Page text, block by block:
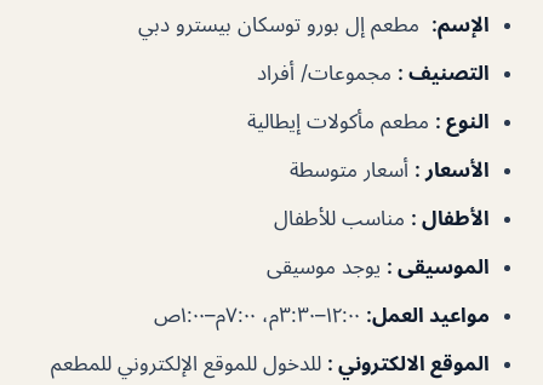
الإسم: مطعم إل بورو توسكان بيسترو دبي
التصنيف : مجموعات/ أفراد
النوع : مطعم مأكولات إيطالية
الأسعار : أسعار متوسطة
الأطفال : مناسب للأطفال
الموسيقى : يوجد موسيقى
مواعيد العمل: ١٢:٠٠–٣:٣٠م، ٧:٠٠م–١:٠٠ص
الموقع الالكتروني : للدخول للموقع الإلكتروني للمطعم